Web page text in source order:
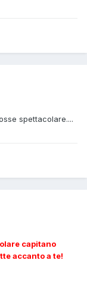
spettacolare....
capitano
accanto a te!